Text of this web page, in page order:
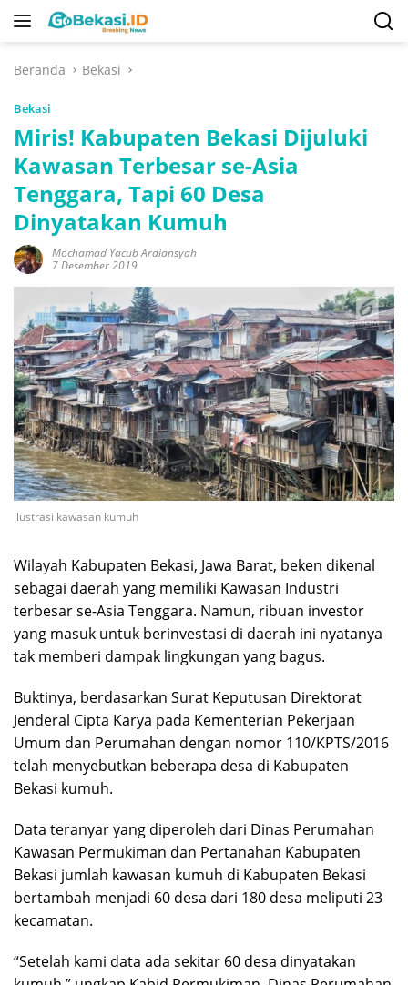
Langsung
Beranda
Bekasi
Bekasi
Miris! Kabupaten Bekasi Dijuluki
Kawasan Terbesar se-Asia
Tenggara, Tapi 60 Desa
Dinyatakan Kumuh
Mochamad Yacub Ardiansyah
7 Desember 2019
ilustrasi kawasan kumuh
Wilayah Kabupaten Bekasi, Jawa Barat, beken dikenal
sebagai daerah yang memiliki Kawasan Industri
terbesar se-Asia Tenggara. Namun, ribuan investor
yang masuk untuk berinvestasi di daerah ini nyatanya
tak memberi dampak lingkungan yang bagus.
Buktinya, berdasarkan Surat Keputusan Direktorat
Jenderal Cipta Karya pada Kementerian Pekerjaan
Umum dan Perumahan dengan nomor 110/KPTS/2016
telah menyebutkan beberapa desa di Kabupaten
Bekasi kumuh.
Data teranyar yang diperoleh dari Dinas Perumahan
Kawasan Permukiman dan Pertanahan Kabupaten
Bekasi jumlah kawasan kumuh di Kabupaten Bekasi
bertambah menjadi 60 desa dari 180 desa meliputi 23
kecamatan.
“Setelah kami data ada sekitar 60 desa dinyatakan